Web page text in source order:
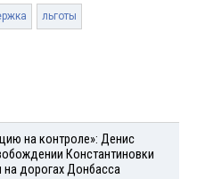
льготы
на контроле»: Денис
Константиновки
на дорогах Донбасса